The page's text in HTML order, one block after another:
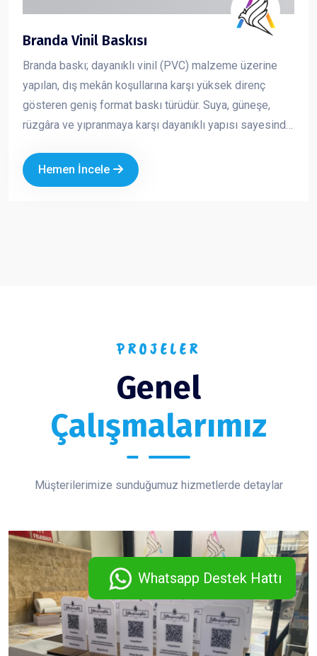
Branda Vinil Baskısı
Branda baskı; dayanıklı vinil (PVC) malzeme üzerine
yapılan, dış mekân koşullarına karşı yüksek direnç
gösteren geniş format baskı türüdür. Suya, güneşe,
rüzgâra ve yıpranmaya karşı dayanıklı yapısı sayesinde
kullanılır. Canlı renkler ve yüksek çözünürlükte baskı
kalitesi ile markanızı uzaktan bile fark edilir hale getirir.
Hemen İncele
PROJELER
Genel
Çalışmalarımız
Müşterilerimize sunduğumuz hizmetlerde detaylar
Whatsapp Destek Hattı